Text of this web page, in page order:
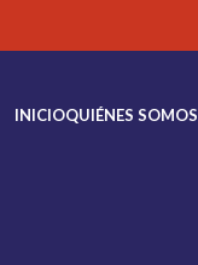
INICIOQUIÉNES SOMOS